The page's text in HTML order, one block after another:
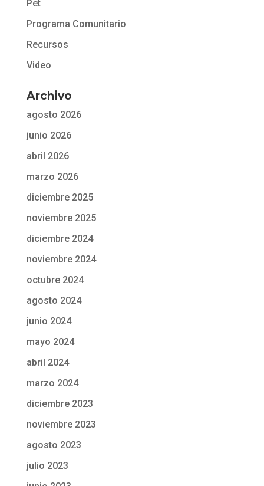
Pet
Programa Comunitario
Recursos
Video
Archivo
agosto 2026
junio 2026
abril 2026
marzo 2026
diciembre 2025
noviembre 2025
diciembre 2024
noviembre 2024
octubre 2024
agosto 2024
junio 2024
mayo 2024
abril 2024
marzo 2024
diciembre 2023
noviembre 2023
agosto 2023
julio 2023